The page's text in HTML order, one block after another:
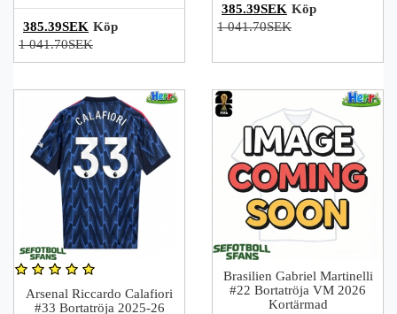
385.39SEK
1 041.70SEK
Köp
385.39SEK
1 041.70SEK
Köp
Arsenal Riccardo Calafiori
#33 Bortatröja 2025-26
Brasilien Gabriel Martinelli
#22 Bortatröja VM 2026
Kortärmad